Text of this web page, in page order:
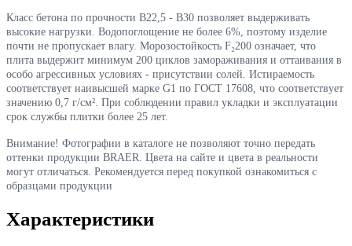
Класс бетона по прочности B22,5 - B30 позволяет выдерживать
высокие нагрузки. Водопоглощение не более 6%, поэтому изделие
почти не пропускает влагу. Морозостойкость F₂200 означает, что
плита выдержит минимум 200 циклов замораживания и оттаивания в
особо агрессивных условиях - присутствии солей. Истираемость
соответствует наивысшей марке G1 по ГОСТ 17608, что соответствует
значению 0,7 г/см². При соблюдении правил укладки и эксплуатации
срок службы плитки более 25 лет.
Внимание! Фотографии в каталоге не позволяют точно передать
оттенки продукции BRAER. Цвета на сайте и цвета в реальности
могут отличаться. Рекомендуется перед покупкой ознакомиться с
образцами продукции
Характеристики